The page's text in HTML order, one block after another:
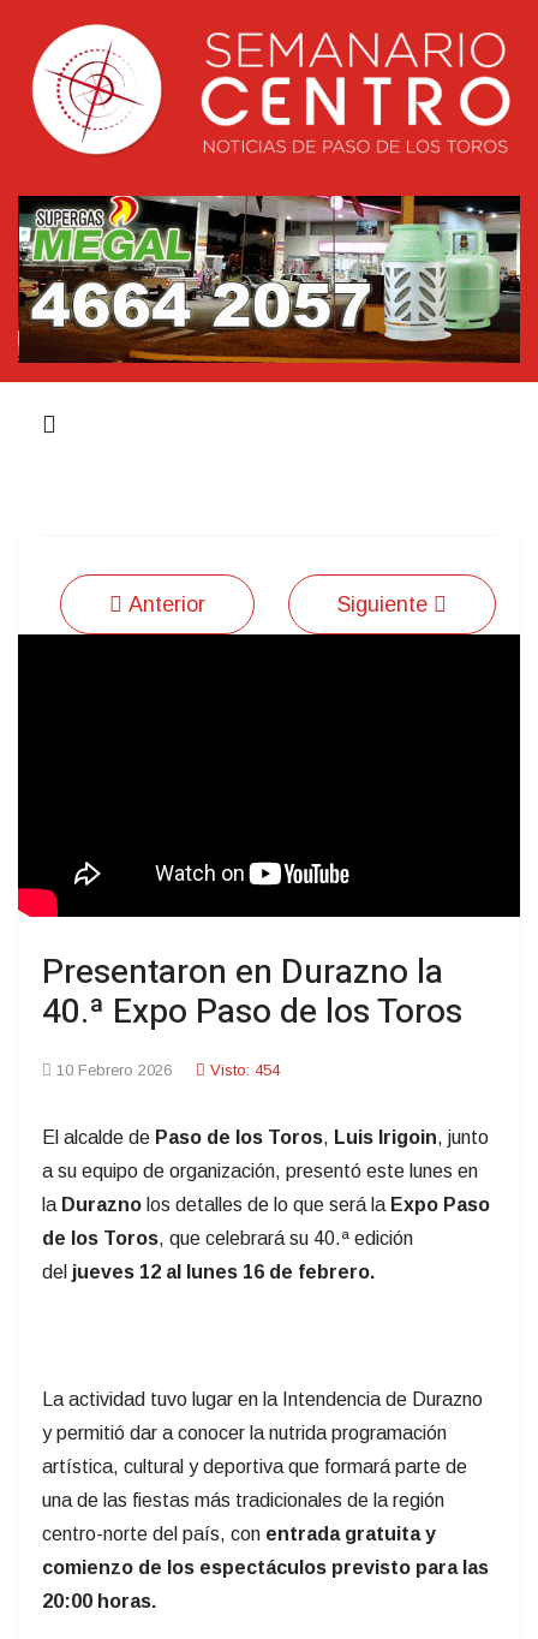
Anterior Siguiente
Presentaron en Durazno la
40.ª Expo Paso de los Toros
10 Febrero 2026 Visto: 454
El alcalde de Paso de los Toros, Luis Irigoin, junto
a su equipo de organización, presentó este lunes en
la Durazno los detalles de lo que será la Expo Paso
de los Toros, que celebrará su 40.ª edición
del jueves 12 al lunes 16 de febrero.
La actividad tuvo lugar en la Intendencia de Durazno
y permitió dar a conocer la nutrida programación
artística, cultural y deportiva que formará parte de
una de las fiestas más tradicionales de la región
centro-norte del país, con entrada gratuita y
comienzo de los espectáculos previsto para las
20:00 horas.